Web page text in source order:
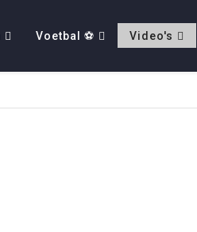
Voetbal ⚽ Video's